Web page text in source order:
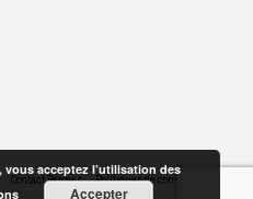
Contact Rennes Politiques de confidentialité
acceptez l’utilisation des
Accepter